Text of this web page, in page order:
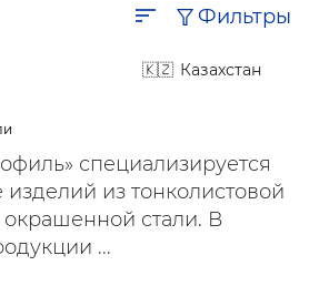
Фильтры
Казахстан
специализируется
изделий из тонколистовой
стали. В
...